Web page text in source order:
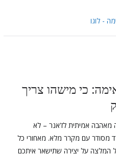
כי מישהו צריך
מאהבה אמיתית לז'אנר – לא
מסודר עם מקרר מלא. מאחורי כל
המלצה על יצירה שתישאר איתכם